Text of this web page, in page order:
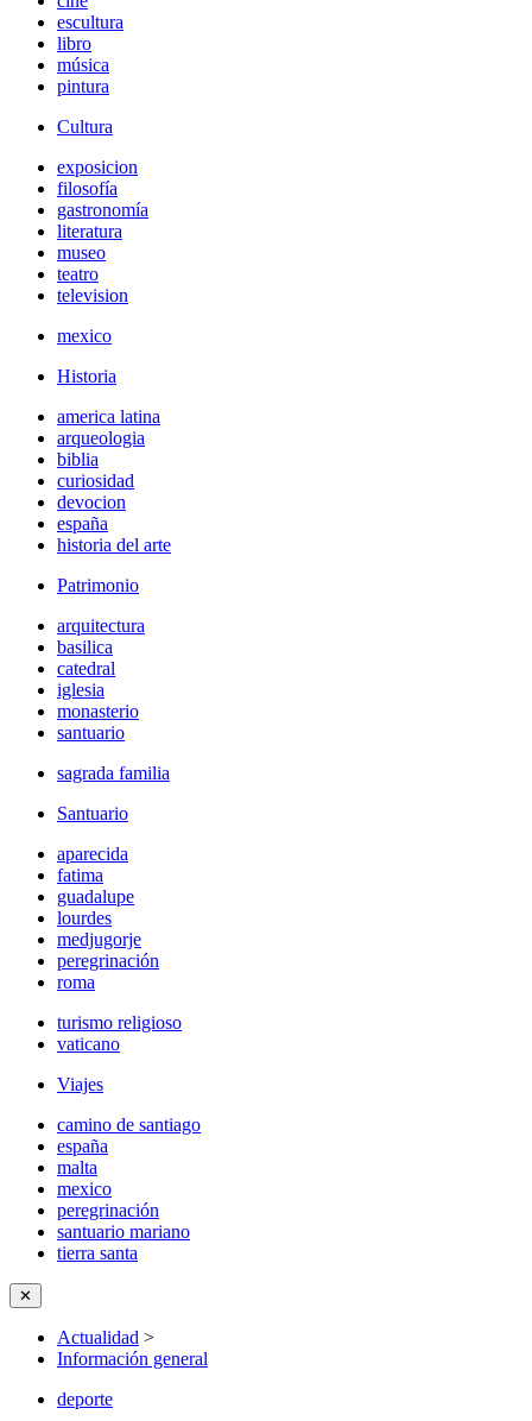
escultura
libro
música
pintura
Cultura
exposicion
filosofía
gastronomía
literatura
museo
teatro
television
mexico
Historia
america latina
arqueologia
biblia
curiosidad
devocion
españa
historia del arte
Patrimonio
arquitectura
basilica
catedral
iglesia
monasterio
santuario
sagrada familia
Santuario
aparecida
fatima
guadalupe
lourdes
medjugorje
peregrinación
roma
turismo religioso
vaticano
Viajes
camino de santiago
españa
malta
mexico
peregrinación
santuario mariano
tierra santa
✕
Actualidad >
Información general
deporte